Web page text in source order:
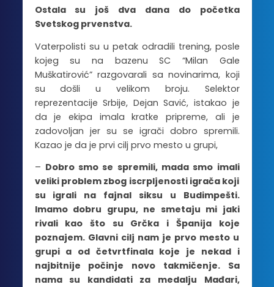
Ostala su još dva dana do početka
Svetskog prvenstva.
Vaterpolisti su u petak odradili trening, posle
kojeg su na bazenu SC “Milan Gale
Muškatirović” razgovarali sa novinarima, koji
su došli u velikom broju. Selektor
reprezentacije Srbije, Dejan Savić, istakao je
da je ekipa imala kratke pripreme, ali je
zadovoljan jer su se igrači dobro spremili.
Kazao je da je prvi cilj prvo mesto u grupi,
– Dobro smo se spremili, mada smo imali
veliki problem zbog iscrpljenosti igrača koji
su igrali na fajnal siksu u Budimpešti.
Imamo dobru grupu, ne smetaju mi jaki
rivali kao što su Grčka i Španija koje
poznajem. Glavni cilj nam je prvo mesto u
grupi a od četvrtfinala koje je nekad i
najbitnije počinje novo takmičenje. Sa
nama su kandidati za medalju Mađari,